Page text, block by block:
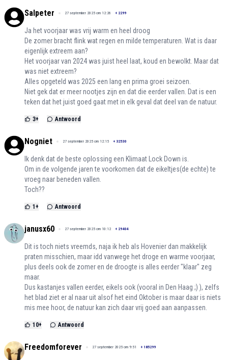
Salpeter 27 september 2025 om 12:26 + 2299
Ja het voorjaar was vrij warm en heel droog
De zomer bracht flink wat regen en milde temperaturen. Wat is daar
eigenlijk extreem aan?
Het voorjaar van 2024 was juist heel laat, koud en bewolkt. Maar dat
was niet extreem?
Alles opgeteld was 2025 een lang en prima groei seizoen.
Niet gek dat er meer nootjes zijn en dat die eerder vallen. Dat is een
teken dat het juist goed gaat met in elk geval dat deel van de natuur.
3+ Antwoord
Nogniet 27 september 2025 om 12:15 + 32530
Ik denk dat de beste oplossing een Klimaat Lock Down is.
Om in de volgende jaren te voorkomen dat de eikeltjes(de echte) te
vroeg naar beneden vallen.
Toch??
1 + Antwoord
janusx60 27 september 2025 om 10:12 + 29404
Dit is toch niets vreemds, naja ik heb als Hovenier dan makkelijk
praten misschien, maar idd vanwege het droge en warme voorjaar,
plus deels ook de zomer en de droogte is alles eerder "klaar" zeg
maar.
Dus kastanjes vallen eerder, eikels ook (vooral in Den Haag ;) ), zelfs
het blad ziet er al naar uit alsof het eind Oktober is maar daar is niets
mis mee hoor, de natuur kan zich daar vrij goed aan aanpassen.
10+ Antwoord
Freedomforever 27 september 2025 om 9:51 + 185299